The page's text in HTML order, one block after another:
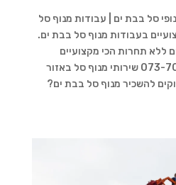
סל בבת ים | עבודות מנוף סל
בעבודות מנוף סל בבת ים.
ללא תחרות הכי מקצועיים
בעבודות מנוף סל073-7020524 שירותי מנוף סל באזור
399 ש"ח זקוקים להשכיר מנוף סל בבת ים?